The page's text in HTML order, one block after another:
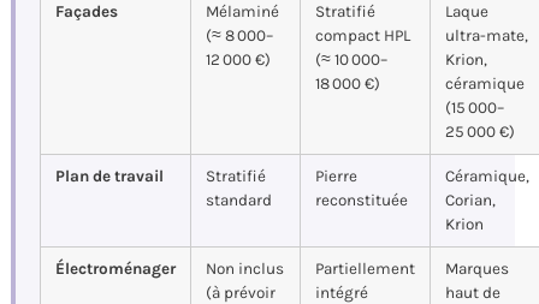
Façades
Mélaminé
(≈ 8 000–
12 000 €)
Stratifié
compact HPL
(≈ 10 000–
18 000 €)
Laque
ultra-mate,
Krion,
céramique
(15 000–
25 000 €)
Plan de travail
Stratifié
standard
Pierre
reconstituée
Céramique,
Corian,
Krion
Électroménager
Non inclus
(à prévoir
Partiellement
intégré
Marques
haut de